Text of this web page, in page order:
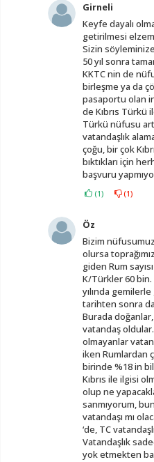
Girneli
Keyfe dayalı
getirilmesi
Sizin
50 yıl sonra
KKTC nin de
birleşme ya da
pasaportu olan
de Kıbrıs Türkü
Türkü nüfusu
vatandaşlık
çoğu, bir çok
bıktıkları için
başvuru
(1) (1)
Öz
Bizim
olursa
giden Rum
K/Türkler 60 bin.
yılında
tarihten sonra
Burada
vatandaş oldular.
olmayanlar
iken Rumlardan
birinde %18 in
Kıbrıs ile ilgisi
olup ne
sanmıyorum,
vatandaşı mı
‘de, TC
Vatandaşlık
yok etmekten